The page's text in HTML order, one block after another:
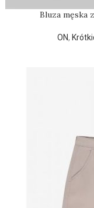
Bluza męska
ON,